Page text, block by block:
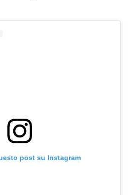
post su Instagram